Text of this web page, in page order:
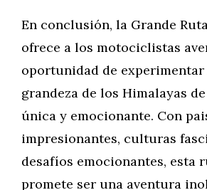
En conclusión, la Grande
ofrece a los motociclistas
oportunidad de
grandeza de los Himalayas
única y emocionante. Con
impresionantes, culturas
desafíos emocionantes, esta
promete ser una aventura